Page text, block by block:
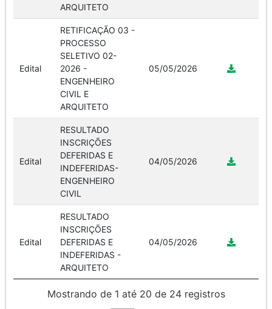
ARQUITETO
Edital
RETIFICAÇÃO 03 -
PROCESSO
SELETIVO 02-
2026 -
ENGENHEIRO
CIVIL E
ARQUITETO
05/05/2026
Edital
RESULTADO
INSCRIÇÕES
DEFERIDAS E
INDEFERIDAS-
ENGENHEIRO
CIVIL
04/05/2026
Edital
RESULTADO
INSCRIÇÕES
DEFERIDAS E
INDEFERIDAS -
ARQUITETO
04/05/2026
Mostrando de 1 até 20 de 24 registros